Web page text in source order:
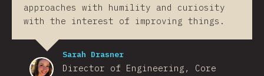
approaches with humility and curiosity
with the interest of improving things.
Sarah Drasner
Director of Engineering, Core